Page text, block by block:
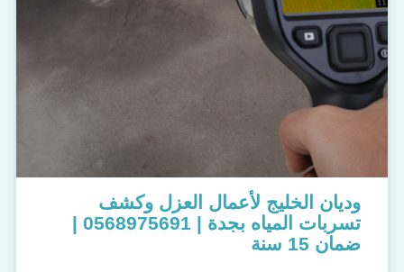
وديان الخليج لأعمال العزل وكشف
تسربات المياه بجدة | 0568975691 |
ضمان 15 سنة